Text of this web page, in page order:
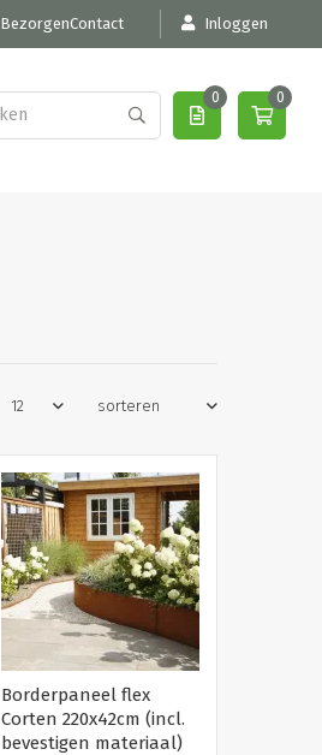
BezorgenContact Inloggen
0 0
Borderpaneel flex
Corten 220x42cm (incl.
bevestigen materiaal)